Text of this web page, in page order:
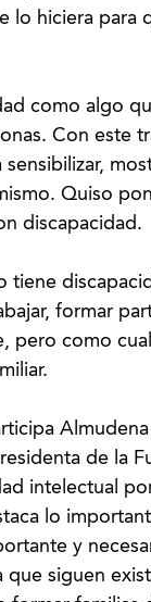
lo hiciera para
como algo
Con este
Quiso
discapacidad.
tiene
formar
pero como
de la
intelectual
lo
y
que siguen